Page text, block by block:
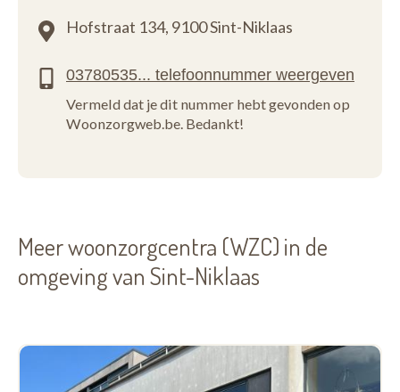
Hofstraat 134, 9100 Sint-Niklaas
Vermeld dat je dit nummer hebt gevonden op
Woonzorgweb.be. Bedankt!
Meer woonzorgcentra (WZC) in de
omgeving van Sint-Niklaas